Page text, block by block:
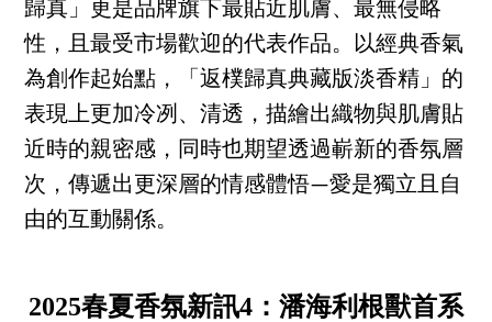
歸真」更是品牌旗下最貼近肌膚、最無侵略
性，且最受市場歡迎的代表作品。以經典香氣
為創作起始點，「返樸歸真典藏版淡香精」的
表現上更加冷冽、清透，描繪出織物與肌膚貼
近時的親密感，同時也期望透過嶄新的香氛層
次，傳遞出更深層的情感體悟—愛是獨立且自
由的互動關係。
2025春夏香氛新訊4：潘海利根獸首系